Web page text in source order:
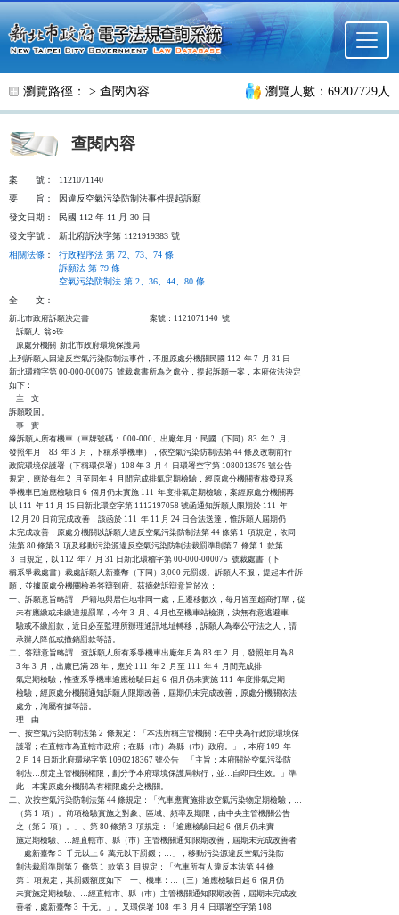
跳至主要內容
瀏覽路徑： > 查閱內容 瀏覽人數：69207729人
查閱內容
案 號：
1121071140
要
旨：
因違反空氣污染防制法事件提起訴願
發文日期：
民國 112 年 11 月 30 日
發文字號：
新北府訴決字第 1121919383 號
相關法條 ：
行政程序法 第 72、73、74 條
訴願法 第 79 條
空氣污染防制法 第 2、36、44、80 條
全
文：
新北市政府訴願決定書                                  案號：1121071140  號
    訴願人  翁○珠
    原處分機關  新北市政府環境保護局
上列訴願人因違反空氣污染防制法事件，不服原處分機關民國 112  年 7  月 31 日
新北環稽字第 00-000-000075  號裁處書所為之處分，提起訴願一案，本府依法決定
如下：
    主    文
訴願駁回。
    事    實
緣訴願人所有機車（車牌號碼： 000-000、出廠年月：民國（下同）83  年 2  月、
發照年月：83  年 3  月，下稱系爭機車），依空氣污染防制法第 44 條及改制前行
政院環境保護署（下稱環保署）108 年 3  月 4  日環署空字第 1080013979 號公告
規定，應於每年 2  月至同年 4  月間完成排氣定期檢驗，經原處分機關查核發現系
爭機車已逾應檢驗日 6  個月仍未實施 111  年度排氣定期檢驗，案經原處分機關再
以 111  年 11 月 15 日新北環空字第 1112197058 號函通知訴願人限期於 111  年
12 月 20 日前完成改善，該函於 111  年 11 月 24 日合法送達，惟訴願人屆期仍
未完成改善，原處分機關以訴願人違反空氣污染防制法第 44 條第 1  項規定，依同
法第 80 條第 3  項及移動污染源違反空氣污染防制法裁罰準則第 7  條第 1  款第
3  目規定，以 112  年 7  月 31 日新北環稽字第 00-000-000075  號裁處書（下
稱系爭裁處書）裁處訴願人新臺幣（下同）3,000 元罰鍰。訴願人不服，提起本件訴
願，並據原處分機關檢卷答辯到府。茲摘敘訴辯意旨於次：
一、訴願意旨略謂：戶籍地與居住地非同一處，且遷移數次，每月皆至超商打單，從
    未有應繳或未繳違規罰單，今年 3  月、4 月也至機車站檢測，決無有意逃避車
    驗或不繳罰款，近日必至監理所辦理通訊地址轉移，訴願人為奉公守法之人，請
    承辦人降低或撤銷罰款等語。
二、答辯意旨略謂：查訴願人所有系爭機車出廠年月為 83 年 2  月，發照年月為 8
    3 年 3  月，出廠已滿 28 年，應於 111  年 2  月至 111  年 4  月間完成排
    氣定期檢驗，惟查系爭機車逾應檢驗日起 6  個月仍未實施 111  年度排氣定期
    檢驗，經原處分機關通知訴願人限期改善，屆期仍未完成改善，原處分機關依法
    處分，洵屬有據等語。
    理    由
一、按空氣污染防制法第 2  條規定：「本法所稱主管機關：在中央為行政院環境保
    護署；在直轄市為直轄市政府；在縣（市）為縣（巿）政府。」，本府 109  年
    2 月 14 日新北府環秘字第 1090218367 號公告：「主旨：本府關於空氣污染防
    制法…所定主管機關權限，劃分予本府環境保護局執行，並…自即日生效。」準
    此，本案原處分機關為有權限處分之機關。
二、次按空氣污染防制法第 44 條規定：「汽車應實施排放空氣污染物定期檢驗，…
    （第 1  項）。前項檢驗實施之對象、區域、頻率及期限，由中央主管機關公告
    之（第 2  項）。」、第 80 條第 3  項規定：「逾應檢驗日起 6  個月仍未實
    施定期檢驗、…經直轄市、縣（巿）主管機關通知限期改善，屆期未完成改善者
    ，處新臺幣 3  千元以上 6  萬元以下罰鍰；…」，移動污染源違反空氣污染防
    制法裁罰準則第 7  條第 1  款第 3  目規定：「汽車所有人違反本法第 44 條
    第 1  項規定，其罰鍰額度如下：一、機車：…（三）逾應檢驗日起 6  個月仍
    未實施定期檢驗、…經直轄市、縣（巿）主管機關通知限期改善，屆期未完成改
    善者，處新臺幣 3  千元。」。又環保署 108  年 3  月 4  日環署空字第 108